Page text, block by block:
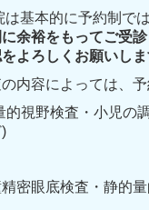
は基本的に予約制で
余裕をもってご受
をよろしくお願いし
の内容によっては、
的視野検査・小児の
密眼底検査・静的